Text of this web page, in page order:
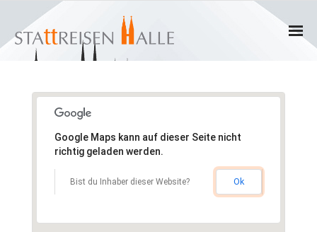
Gruppen
- Private Gruppen
Google Maps kann auf dieser Seite nicht
richtig geladen werden.
Bist du Inhaber dieser Website? Ok